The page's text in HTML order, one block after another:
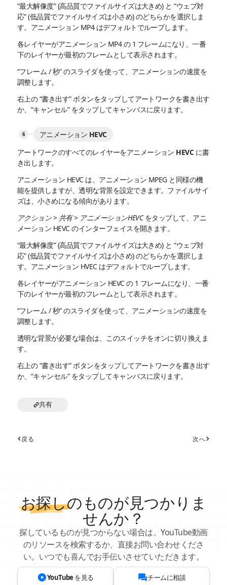
“最大解像度” (高品質でファイルサイズは大きめ) と “ウェブ対
応” (低品質でファイルサイズは小さめ) のどちらかを選択しま
す。アニメーション MP4 はデフォルトでループします。
各レイヤーがアニメーション MP4 の 1 フレームになり、一番
下のレイヤーが最初のフレームとして表示されます。
“フレーム / 秒” のスライダを使って、アニメーションの速度を
調整します。
右上の “書き出す” ボタンをタップしてアートワークを書き出す
か、“キャンセル” をタップしてキャンバスに戻ります。
アニメーション HEVC
アートワークのすべてのレイヤーをアニメーション HEVC に書
き出します。
アニメーション HEVC は、アニメーション MPEG と同様の機
能を提供しますが、透明な背景を設定できます。ファイルサイ
ズは、小さめになる傾向があります。
アクション> 共有> アニメーションHEVCをタップして、アニ
メーション HEVC のインターフェイスを開きます。
“最大解像度” (高品質でファイルサイズは大きめ) と “ウェブ対
応” (低品質でファイルサイズは小さめ) のどちらかを選択しま
す。アニメーション HVEC はデフォルトでループします。
各レイヤーがアニメーション HEVC の 1 フレームになり、一番
下のレイヤーが最初のフレームとして表示されます。
“フレーム / 秒” のスライダを使って、アニメーションの速度を
調整します。
透明な背景が必要な場合は、このスイッチをオンに切り換えま
す。
右上の “書き出す” ボタンをタップしてアートワークを書き出す
か、“キャンセル” をタップしてキャンバスに戻ります。
共有
戻る 次へ
お探しのものが見つかりま
せんか？
探しているものが見つからない場合は、YouTube動画
のリソースを検索するか、直接お問い合わせくださ
い。いつでも喜んでお手伝いさせていただきます。
YouTube を見る チームに相談